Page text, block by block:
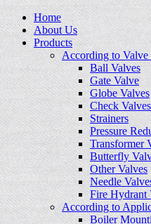
Home
About Us
Products
According to Valve
Ball Valves
Gate Valve
Globe Valves
Check
Strainers
Pressure
Transformer
Butterfly
Other Valves
Needle
Fire Hydrant
According to
Boiler